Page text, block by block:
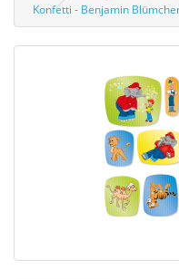
Konfetti - Benjamin